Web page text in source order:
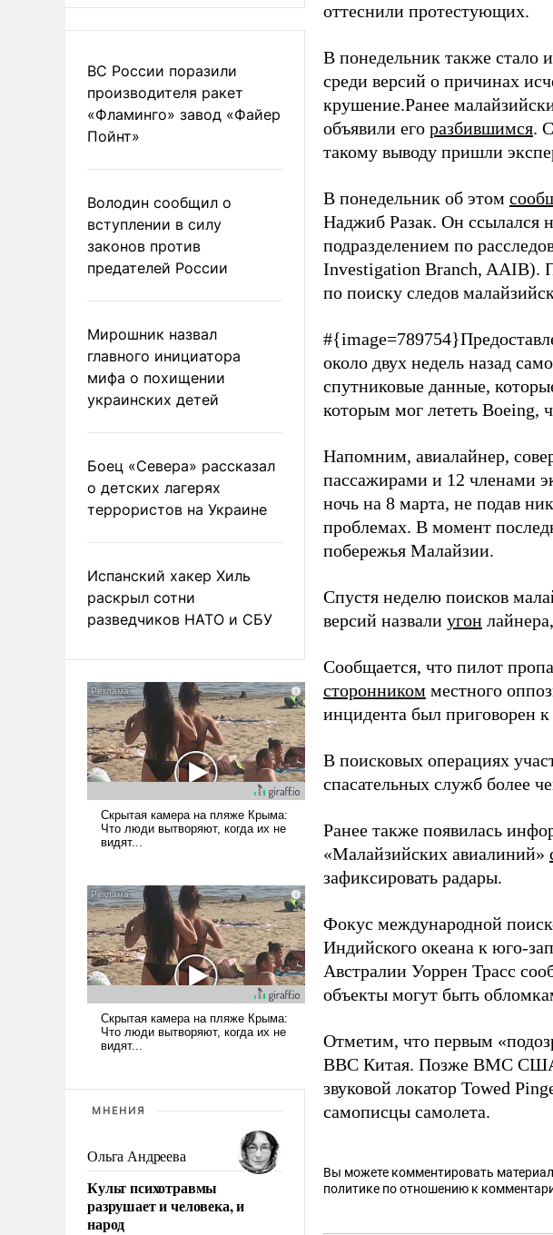
ВС России поразили
производителя ракет
«Фламинго» завод «Файер
Пойнт»
Володин сообщил о
вступлении в силу
законов против
предателей России
Мирошник назвал
главного инициатора
мифа о похищении
украинских детей
Боец «Севера» рассказал
о детских лагерях
террористов на Украине
Испанский хакер Хиль
раскрыл сотни
разведчиков НАТО и СБУ
МНЕНИЯ
Ольга Андреева
Культ психотравмы
разрушает и человека, и
народ
оттеснили протестующих.
В понедельник также стало
среди версий о причинах
крушение.Ранее
объявили его разбившимся.
такому выводу пришли
В понедельник об этом
Наджиб Разак. Он ссылался
подразделением по
Investigation Branch, AAIВ).
по поиску следов
#{image=789754}
около двух недель назад
спутниковые данные,
которым мог лететь Boeing,
Напомним, авиалайнер,
пассажирами и 12 членами
ночь на 8 марта, не подав
проблемах. В момент
побережья Малайзии.
Спустя неделю поисков
версий назвали угон лайнера,
Сообщается, что пилот
сторонником местного
инцидента был приговорен
В поисковых операциях
спасательных служб более
Ранее также появилась
«Малайзийских авиалиний»
зафиксировать радары.
Фокус международной
Индийского океана к юго-
Австралии Уоррен Трасс
объекты могут быть
Отметим, что первым
ВВС Китая. Позже ВМС США
звуковой локатор Towed
самописцы самолета.
Вы можете комментировать
политике по отношению к